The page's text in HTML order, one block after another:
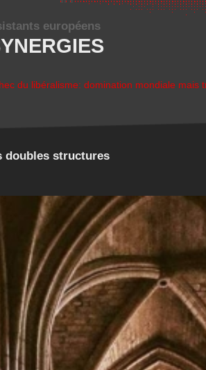
européens
du libéralisme: domination mondiale mais
doubles structures